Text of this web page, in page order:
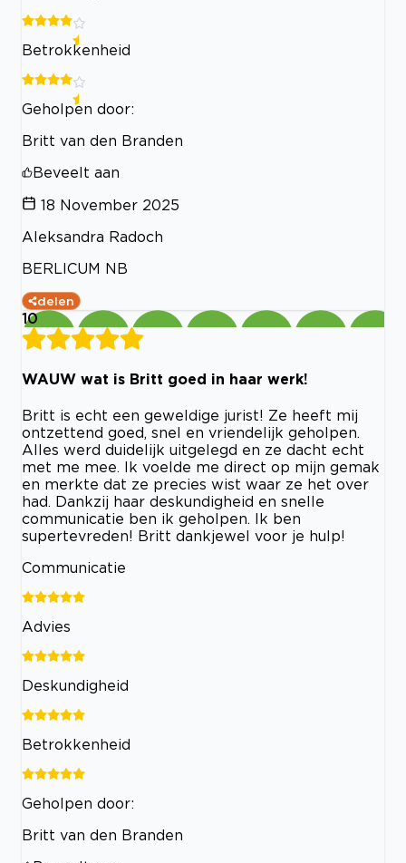
Betrokkenheid
Geholpen door:
Britt van den Branden
Beveelt aan
18 November 2025
Aleksandra Radoch
BERLICUM NB
delen
10
WAUW wat is Britt goed in haar werk!
Britt is echt een geweldige jurist! Ze heeft mij
ontzettend goed, snel en vriendelijk geholpen.
Alles werd duidelijk uitgelegd en ze dacht echt
met me mee. Ik voelde me direct op mijn gemak
en merkte dat ze precies wist waar ze het over
had. Dankzij haar deskundigheid en snelle
communicatie ben ik geholpen. Ik ben
supertevreden! Britt dankjewel voor je hulp!
Communicatie
Advies
Deskundigheid
Betrokkenheid
Geholpen door:
Britt van den Branden